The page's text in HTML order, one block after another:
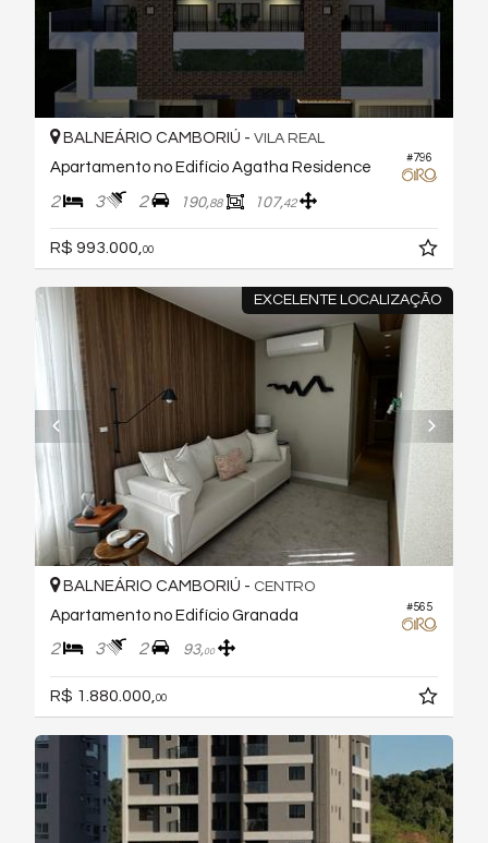
#796
BALNEÁRIO CAMBORIÚ - VILA REAL
Apartamento no Edifício Agatha Residence
2 3 2 190,88 107,42
R$ 993.000, 00
EXCELENTE LOCALIZAÇÃO
#565
BALNEÁRIO CAMBORIÚ - CENTRO
Apartamento no Edifício Granada
2 3 2 93,00
R$ 1.880.000, 00